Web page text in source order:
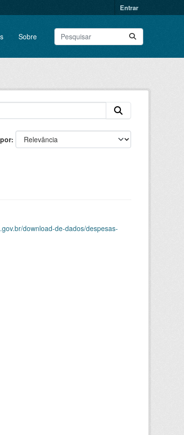
Entrar
Sobre
download-de-dados/despesas-